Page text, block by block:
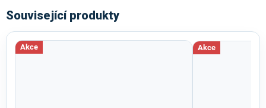
Související produkty
Akce Akce